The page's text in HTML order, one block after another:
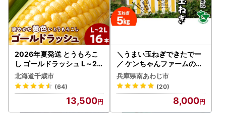
2026年夏発送 とうもろこ
し ゴールドラッシュ L～2L
16本
北海道千歳市
(64)
13,500
＼うまい玉ねぎできたでー
／ ケンちゃんファームの特
別栽培玉ねぎ5㎏ ～ひょう
ご安心ブランド認証取得～
◆配送7月～翌年1月
兵庫県南あわじ市
(20)
8,000